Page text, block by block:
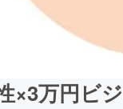
×3万円ビ